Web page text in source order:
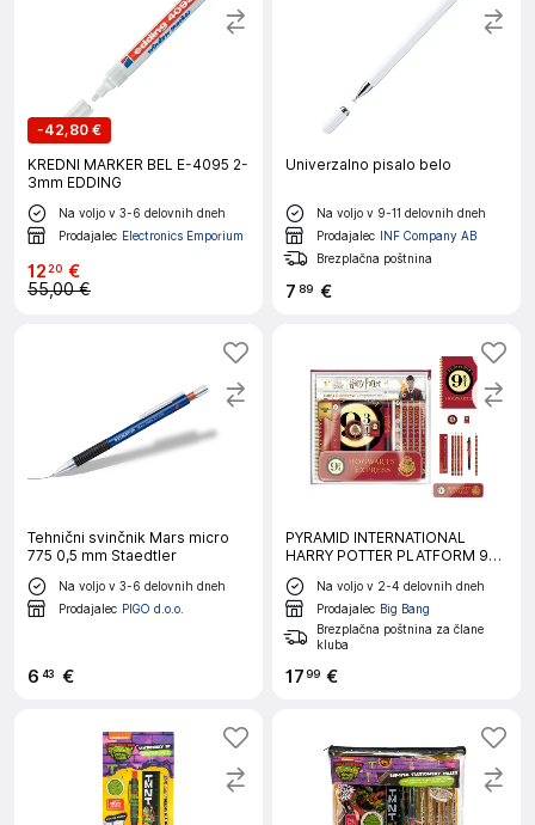
-42,80 €
KREDNI MARKER BEL E-4095 2-
3mm EDDING
Na voljo v 3-6 delovnih dneh
Prodajalec Electronics Emporium
12 20 €
55,00 €
Univerzalno pisalo belo
Na voljo v 9-11 delovnih dneh
Prodajalec INF Company AB
Brezplačna poštnina
7 89 €
Tehnični svinčnik Mars micro
775 0,5 mm Staedtler
Na voljo v 3-6 delovnih dneh
Prodajalec PIGO d.o.o.
6 43 €
PYRAMID INTERNATIONAL
HARRY POTTER PLATFORM 9
3/4 pisarniški set
Na voljo v 2-4 delovnih dneh
Prodajalec Big Bang
Brezplačna poštnina za člane
kluba
1799 €